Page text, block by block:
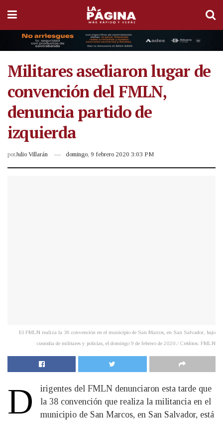
Militares asediaron lugar de
convención del FMLN,
denuncia partido de
izquierda
porJulio Villarán domingo, 9 febrero 2020 3:03 PM
El FMLN realiza la 38 convención en el municipio de San Marcos, en San Salvador, bajo
custodia de militares y policías, el domingo 9 de febrero de 2020./ Créditos: FMLN
D
irigentes del FMLN denunciaron esta tarde que
la 38 convención que realiza la militancia en el
municipio de San Marcos, en San Salvador, está